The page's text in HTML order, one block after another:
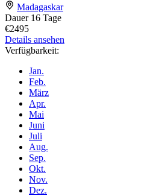
Madagaskar
Dauer 16 Tage
€2495
Details ansehen
Verfügbarkeit:
Jan.
Feb.
März
Apr.
Mai
Juni
Juli
Aug.
Sep.
Okt.
Nov.
Dez.